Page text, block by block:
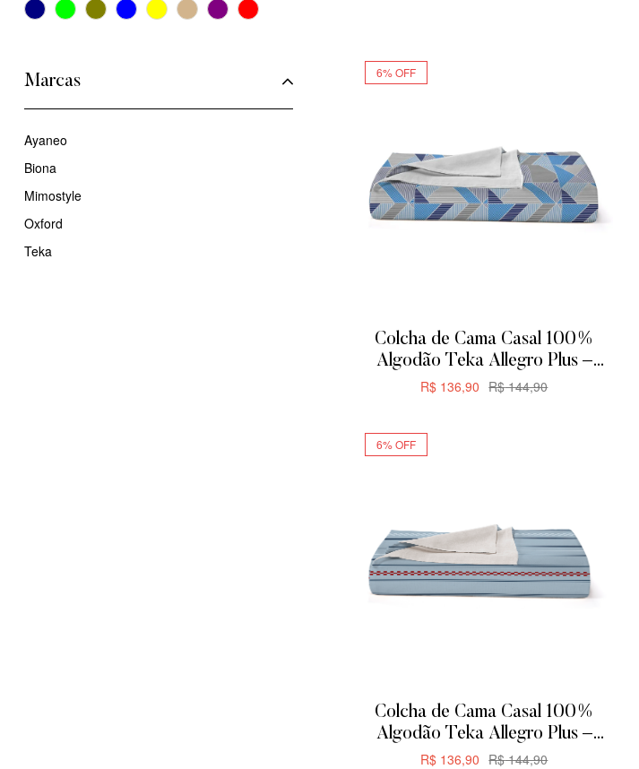
6% OFF
Colcha de Cama Casal 100%
Algodão Teka Allegro Plus –
200x230cm – Triangular
R$144,90
R$ 136,90
6% OFF
Colcha de Cama Casal 100%
Algodão Teka Allegro Plus –
200x230cm – Rayas
R$144,90
R$ 136,90
Marcas
Ayaneo
Biona
Mimostyle
Oxford
Teka